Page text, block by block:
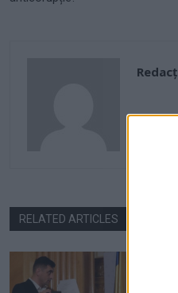
RELATED ARTICLES